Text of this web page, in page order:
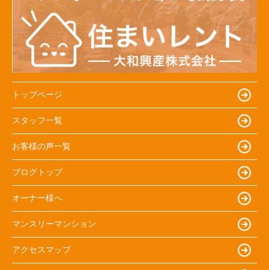
トップページ
スタッフ一覧
お客様の声一覧
ブログトップ
オーナー様へ
マンスリーマンション
アクセスマップ